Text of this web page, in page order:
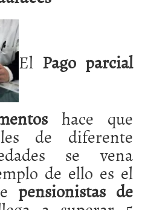
El Pago parcial
hace que
de diferente
se vena
de ello es el
pensionistas de